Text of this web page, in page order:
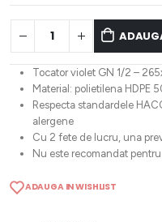
Tocator violet GN 1/2 –
Material: polietilena HDPE
Respecta standardele
alergene
Cu 2 fete de lucru, una
Nu este recomandat
ADAUGA IN WISHLIST